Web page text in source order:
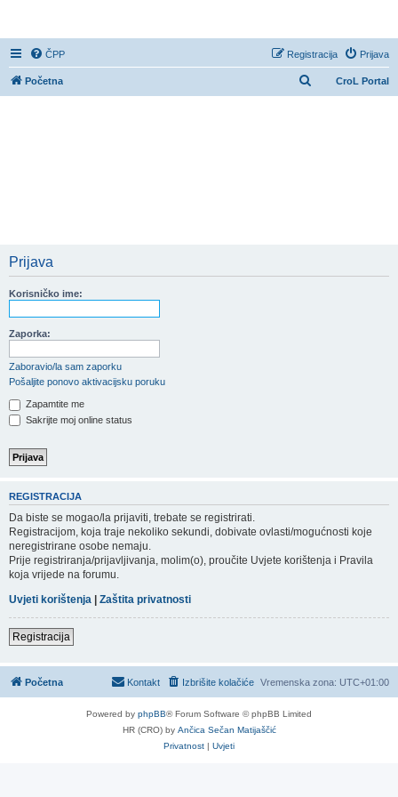
ČPP Prijava
Registracija
CroL Portal
Početna
Prijava
Korisničko ime:
Zaporka:
Zaboravio/la sam zaporku
Pošaljite ponovo aktivacijsku poruku
Zapamtite me
Sakrijte moj online status
REGISTRACIJA
Da biste se mogao/la prijaviti, trebate se registrirati.
Registracijom, koja traje nekoliko sekundi, dobivate ovlasti/mogućnosti koje
neregistrirane osobe nemaju.
Prije registriranja/prijavljivanja, molim(o), proučite Uvjete korištenja i Pravila
koja vrijede na forumu.
Uvjeti korištenja | Zaštita privatnosti
Registracija
Početna Vremenska zona: UTC+01:00
Izbrišite kolačiće
Kontakt
Powered by phpBB® Forum Software © phpBB Limited
HR (CRO) by Ančica Sečan Matijaščić
Privatnost | Uvjeti